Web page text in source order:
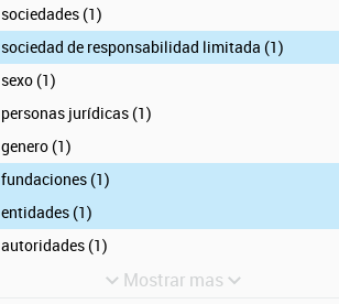
sociedades (1)
sociedad de responsabilidad limitada (1)
sexo (1)
personas jurídicas (1)
genero (1)
fundaciones (1)
entidades (1)
autoridades (1)
Mostrar mas